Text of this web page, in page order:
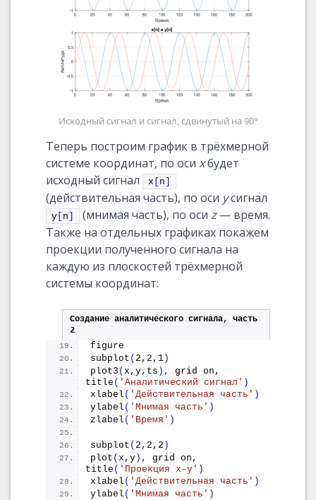
Исходный сигнал и сигнал, сдвинутый на 90°
Теперь построим график в трёхмерной
системе координат, по оси xбудет
исходный сигнал
x [ n]
(действительная часть), по оси yсигнал
y [ n] (мнимая часть), по оси z— время.
Также на отдельных графиках покажем
проекции полученного сигнала на
каждую из плоскостей трёхмерной
системы координат:
Создание аналитического сигнала, часть
2
figure
subplot ( 2,2,1)
plot3 (x,y,ts )
title ( 'Аналитический сигнал' )
xlabel ( 'Действительная часть' )
ylabel ( 'Мнимая часть' )
zlabel ( 'Время' )
subplot ( 2,2,2 )
plot (x,y)
title ( 'Проекция x-y' )
xlabel ( 'Действительная часть' )
ylabel ( 'Мнимая часть' )